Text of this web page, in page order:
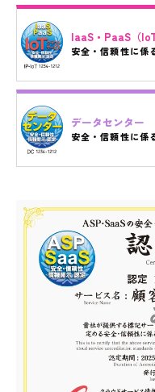
IaaS・PaaS（
安全・信頼性に係
データセンター
安全・信頼性に係